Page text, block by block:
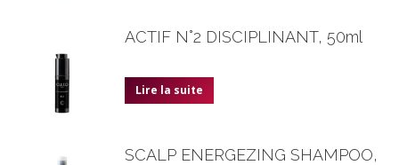
ACTIF N°2 DISCIPLINANT, 50ml
Lire la suite
SCALP ENERGEZING SHAMPOO,